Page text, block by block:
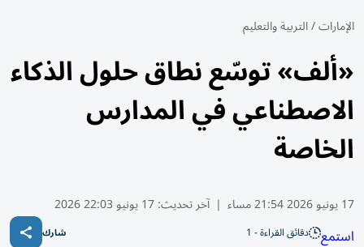
الإمارات/التربية والتعليم
«ألف» توسّع نطاق حلول الذكاء
الاصطناعي في المدارس
الخاصة
17 يونيو 2026 21:54 مساء | آخر تحديث:17 يونيو 22:03 2026
استمع دقائق القراءة - 1 شارك